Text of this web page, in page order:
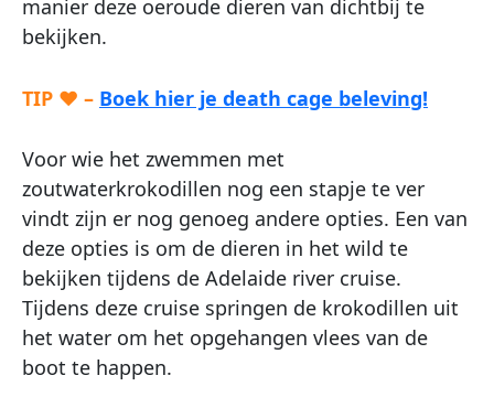
manier deze oeroude dieren van dichtbij te
bekijken.
TIP ♥ – Boek hier je death cage beleving!
Voor wie het zwemmen met
zoutwaterkrokodillen nog een stapje te ver
vindt zijn er nog genoeg andere opties. Een van
deze opties is om de dieren in het wild te
bekijken tijdens de Adelaide river cruise.
Tijdens deze cruise springen de krokodillen uit
het water om het opgehangen vlees van de
boot te happen.